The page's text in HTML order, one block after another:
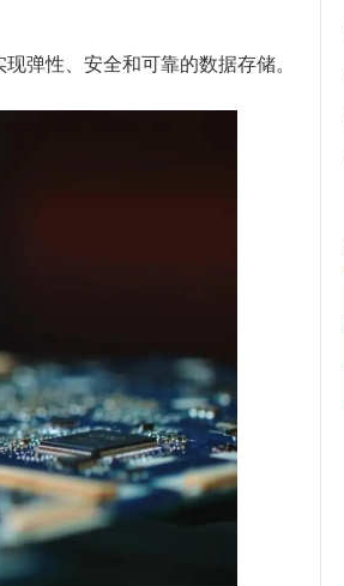
弹性、安全和可靠的数据存储。